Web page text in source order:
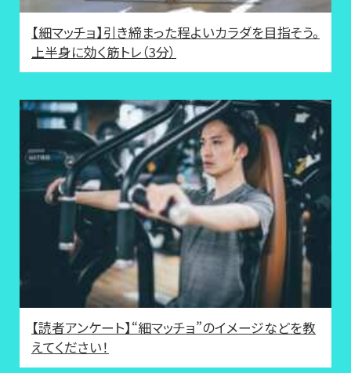
【細マッチョ】引き締まった程よいカラダを目指そう。
上半身に効く筋トレ（3分）
【読者アンケート】“細マッチョ”のイメージなどを教
えてください！